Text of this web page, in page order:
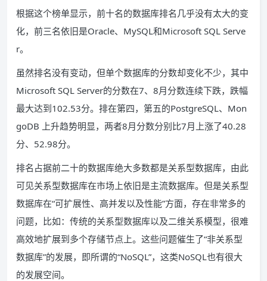
根据这个榜单显示，前十名的数据库排名几乎没有太大的变
化，前三名依旧是Oracle、MySQL和Microsoft SQL Serve
r。
虽然排名没有变动，但单个数据库的分数却变化不少，其中
Microsoft SQL Server的分数在7、8月分数连续下跌，跌幅
最大达到102.53分。排在第四，第五的PostgreSQL、Mon
goDB 上升趋势明显，两者8月分数分别比7月上涨了40.28
分、52.98分。
排名占据前二十的数据库绝大多数都是关系型数据库，由此
可见关系型数据库在市场上依旧是主流数据库。但是关系型
数据库在“可扩展性、高并发以及性能”方面，存在非常多的
问题，比如：传统的关系型数据库以及二维关系模型，很难
高效地扩展到多个存储节点上。这些问题催生了“非关系型
数据库”的发展，即所谓的“NoSQL”，这类NoSQL也有很大
的发展空间。